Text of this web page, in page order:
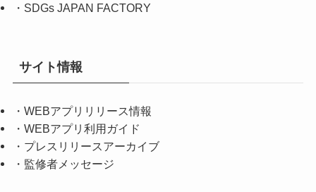
・ SDGs JAPAN FACTORY
サイト情報
・ WEBアプリリリース情報
・ WEBアプリ利用ガイド
・ プレスリリースアーカイブ
・ 監修者メッセージ